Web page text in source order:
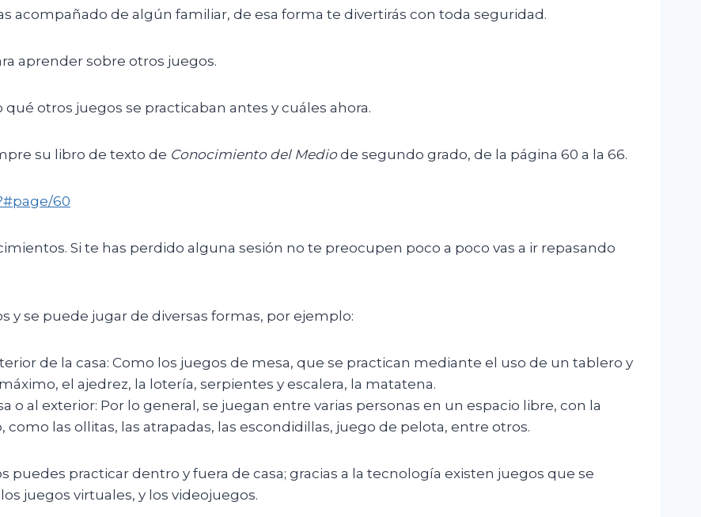
acompañado de algún familiar, de esa forma te divertirás con toda seguridad.
aprender sobre otros juegos.
otros juegos se practicaban antes y cuáles ahora.
su libro de texto de Conocimiento del Mediode segundo grado, de la página 60 a la 66.
60
Si te has perdido alguna sesión no te preocupen poco a poco vas a ir repasando
y se puede jugar de diversas formas, por ejemplo:
de la casa: Como los juegos de mesa, que se practican mediante el uso de un tablero y
el ajedrez, la lotería, serpientes y escalera, la matatena.
o al exterior: Por lo general, se juegan entre varias personas en un espacio libre, con la
las ollitas, las atrapadas, las escondidillas, juego de pelota, entre otros.
practicar dentro y fuera de casa; gracias a la tecnología existen juegos que se
juegos virtuales, y los videojuegos.